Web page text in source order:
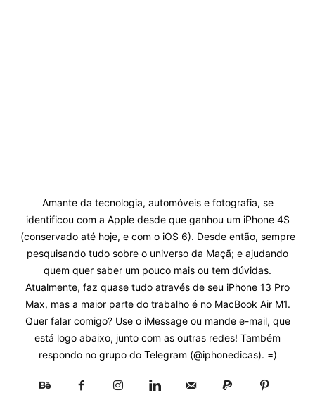
Amante da tecnologia, automóveis e fotografia, se
identificou com a Apple desde que ganhou um iPhone 4S
(conservado até hoje, e com o iOS 6). Desde então, sempre
pesquisando tudo sobre o universo da Maçã; e ajudando
quem quer saber um pouco mais ou tem dúvidas.
Atualmente, faz quase tudo através de seu iPhone 13 Pro
Max, mas a maior parte do trabalho é no MacBook Air M1.
Quer falar comigo? Use o iMessage ou mande e-mail, que
está logo abaixo, junto com as outras redes! Também
respondo no grupo do Telegram (@iphonedicas). =)